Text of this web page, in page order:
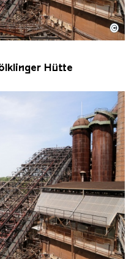
la Völklinger Hütte
Völklinger Hütte | Karl
©
Hütte